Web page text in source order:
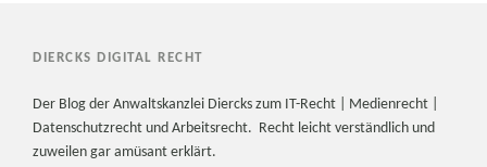
DIERCKS DIGITAL RECHT
Der Blog der Anwaltskanzlei Diercks zum IT-Recht | Medienrecht |
Datenschutzrecht und Arbeitsrecht. Recht leicht verständlich und
zuweilen gar amüsant erklärt.